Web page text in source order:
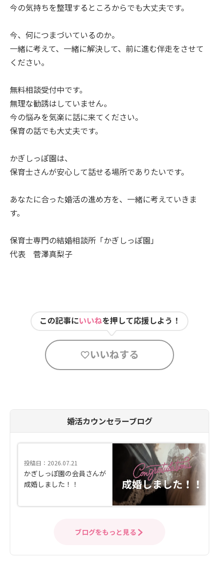
今の気持ちを整理するところからでも大丈夫です。
今、何につまづいているのか。
一緒に考えて、一緒に解決して、前に進む伴走をさせて
ください。
無料相談受付中です。
無理な勧誘はしていません。
今の悩みを気楽に話に来てください。
保育の話でも大丈夫です。
かぎしっぽ園は、
保育士さんが安心して話せる場所でありたいです。
あなたに合った婚活の進め方を、一緒に考えていきま
す。
保育士専門の結婚相談所「かぎしっぽ園」
代表 菅澤真梨子
この記事にいいねを押して応援しよう！
いいねする
婚活カウンセラーブログ
投稿日：2026.07.21
かぎしっぽ園の会員さんが
成婚しました！！
ブログをもっと見る